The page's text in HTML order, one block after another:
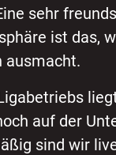
sehr
ist das,
ausmacht.
auf der
sind wir